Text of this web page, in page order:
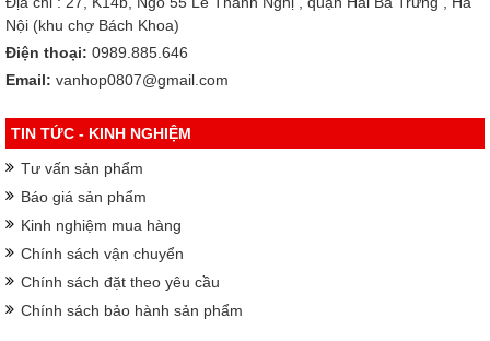
Nội (khu chợ Bách Khoa)
Điện thoại: 0989.885.646
Email: vanhop0807@gmail.com
TIN TỨC - KINH NGHIỆM
Tư vấn sản phẩm
Báo giá sản phẩm
Kinh nghiệm mua hàng
Chính sách vận chuyển
Chính sách đặt theo yêu cầu
Chính sách bảo hành sản phẩm